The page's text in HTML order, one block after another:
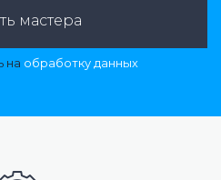
мастера
на обработку данных